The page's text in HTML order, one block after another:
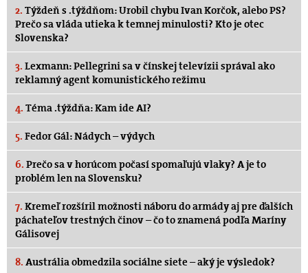
2. Týždeň s .týždňom: Urobil chybu Ivan Korčok, alebo PS?
Prečo sa vláda utieka k temnej minulosti? Kto je otec
Slovenska?
3. Lexmann: Pellegrini sa v čínskej televízii správal ako
reklamný agent komunistického režimu
4. Téma .týždňa: Kam ide AI?
5. Fedor Gál: Nádych – výdych
6. Prečo sa v horúcom počasí spomaľujú vlaky? A je to
problém len na Slovensku?
7. Kremeľ rozšíril možnosti náboru do armády aj pre ďalších
páchateľov trestných činov – čo to znamená podľa Maríny
Gálisovej
8. Austrália obmedzila sociálne siete – aký je výsledok?